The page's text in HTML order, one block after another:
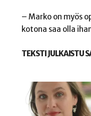
– Marko on myös
kotona saa olla
TEKSTI JULKAISTU